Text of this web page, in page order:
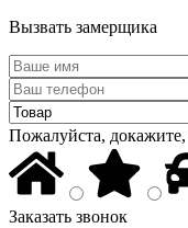
Вызвать замерщика
Пожалуйста,
Заказать звонок